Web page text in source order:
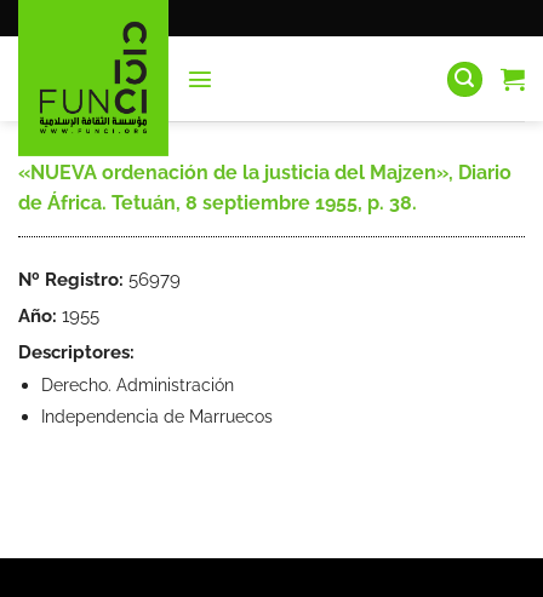
al
«NUEVA ordenación de la justicia del Majzen», Diario
de África. Tetuán, 8 septiembre 1955, p. 38.
Nº Registro: 56979
Año: 1955
Descriptores:
Derecho. Administración
Independencia de Marruecos